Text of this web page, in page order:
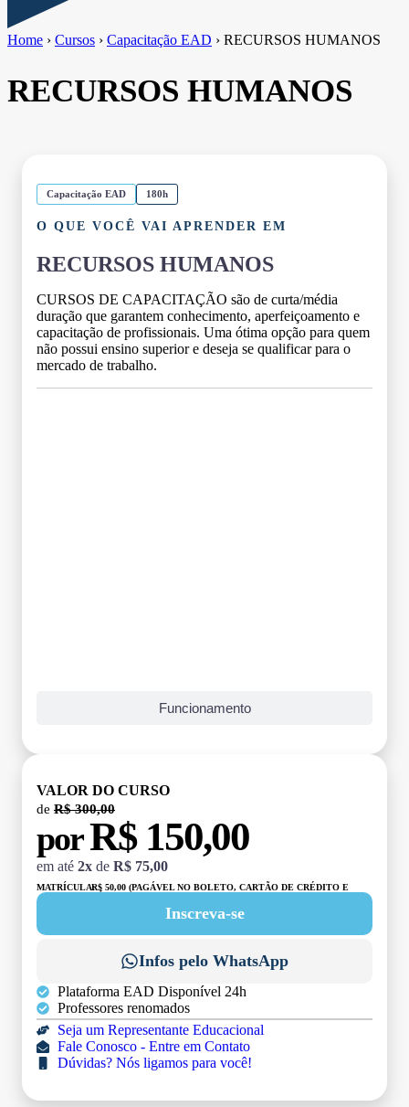
Home › Cursos › Capacitação EAD › RECURSOS HUMANOS
RECURSOS HUMANOS
Capacitação EAD 180h
O QUE VOCÊ VAI APRENDER EM
RECURSOS HUMANOS
CURSOS DE CAPACITAÇÃO são de curta/média
duração que garantem conhecimento, aperfeiçoamento e
capacitação de profissionais. Uma ótima opção para quem
não possui ensino superior e deseja se qualificar para o
mercado de trabalho.
Funcionamento
VALOR DO CURSO
de R$ 300,00
porR$ 150,00
em até 2x de R$ 75,00
MATRÍCULA:R$ 50,00 (PAGÁVEL NO BOLETO, CARTÃO DE CRÉDITO E
Inscreva-se
Infos pelo WhatsApp
Plataforma EAD Disponível 24h
Professores renomados
Seja um Representante Educacional
Fale Conosco - Entre em Contato
Dúvidas? Nós ligamos para você!